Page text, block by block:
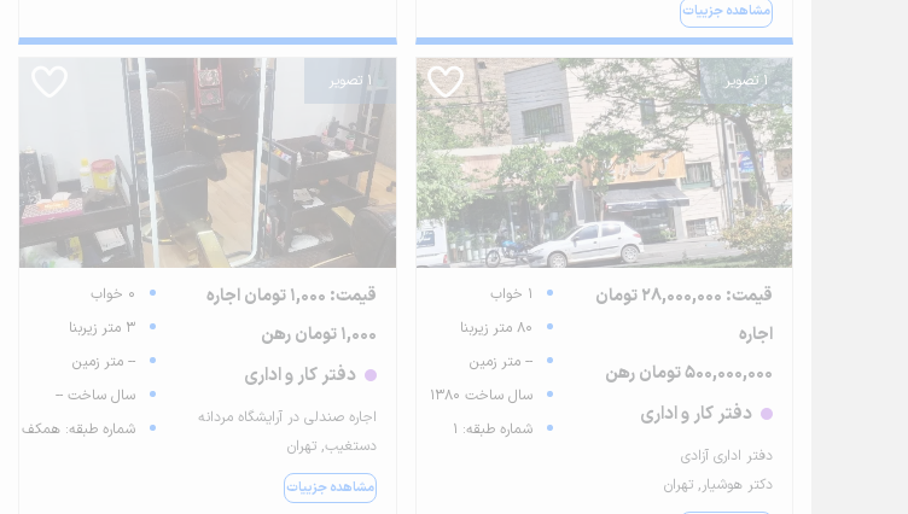
مشاهده جزییات
1 تصویر
قیمت: 28,000,000 تومان
اجاره
500,000,000 تومان رهن
دفتر کار و اداری
دفتر اداری آزادی
دکتر هوشیار, تهران
1 خواب
80 متر زیربنا
-- متر زمین
سال ساخت 1380
شماره طبقه: 1
1 تصویر
قیمت: 1,000 تومان اجاره
1,000 تومان رهن
دفتر کار و اداری
اجاره صندلی در آرایشگاه مردانه
دستغیب, تهران
مشاهده جزییات
0 خواب
3 متر زیربنا
-- متر زمین
سال ساخت --
شماره طبقه: همکف